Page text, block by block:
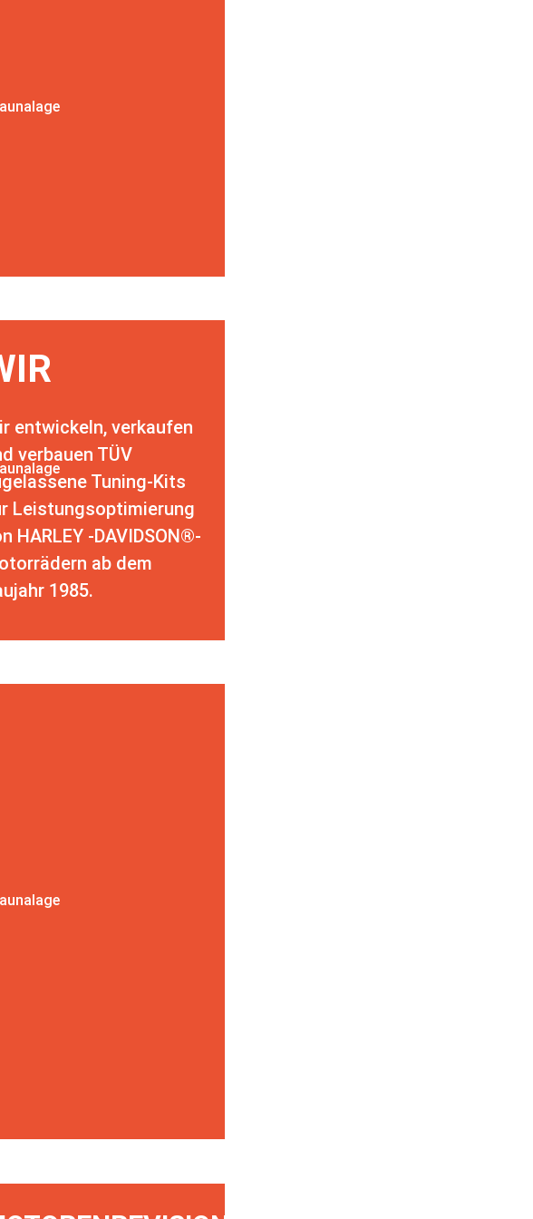
entwickeln, verkaufen
verbauen TÜV
Tuning-Kits
Leistungsoptimierung
HARLEY -DAVIDSON®-
ab dem
1985.